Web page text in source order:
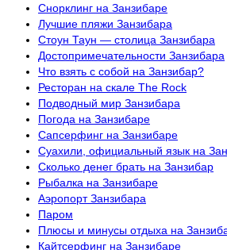
Снорклинг на Занзибаре
Лучшие пляжи Занзибара
Стоун Таун — столица Занзибара
Достопримечательности Занзибара
Что взять с собой на Занзибар?
Ресторан на скале The Rock
Подводный мир Занзибара
Погода на Занзибаре
Сапсерфинг на Занзибаре
Суахили, официальный язык на
Сколько денег брать на Занзибар
Рыбалка на Занзибаре
Аэропорт Занзибара
Паром
Плюсы и минусы отдыха на
Кайтсерфинг на Занзибаре